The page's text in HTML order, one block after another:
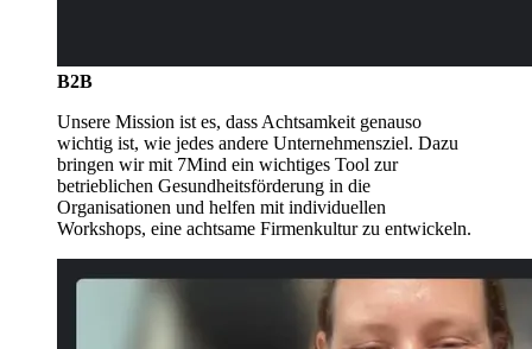
B2B
Unsere Mission ist es, dass Achtsamkeit genauso
wichtig ist, wie jedes andere Unternehmensziel. Dazu
bringen wir mit 7Mind ein wichtiges Tool zur
betrieblichen Gesundheitsförderung in die
Organisationen und helfen mit individuellen
Workshops, eine achtsame Firmenkultur zu entwickeln.